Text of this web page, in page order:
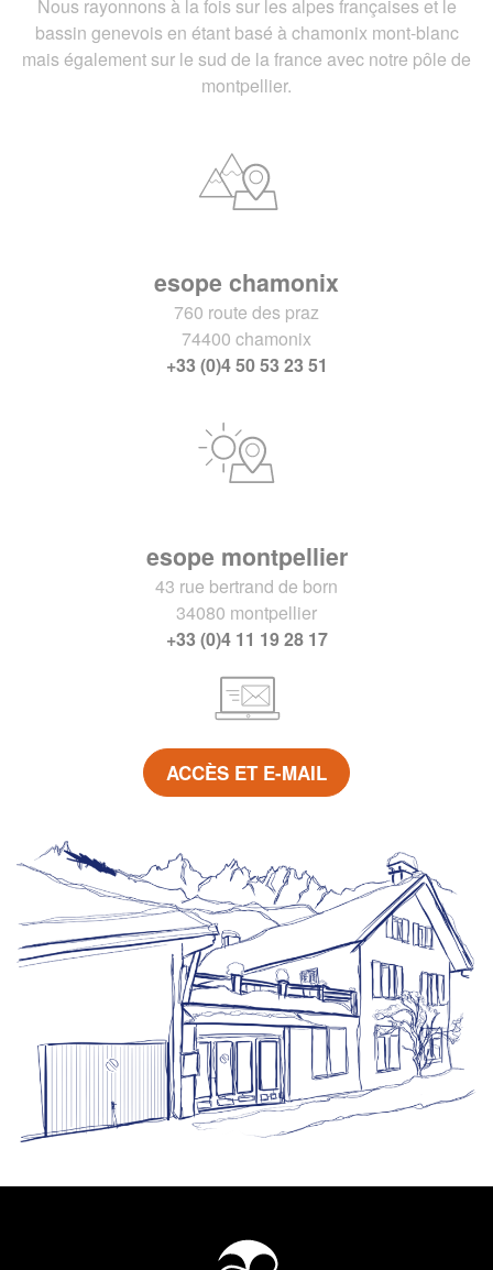
Nous rayonnons à la fois sur les alpes françaises et le
bassin genevois en étant basé à chamonix mont-blanc
mais également sur le sud de la france avec notre pôle de
montpellier.
esope chamonix
760 route des praz
74400 chamonix
+33 (0)4 50 53 23 51
esope montpellier
43 rue bertrand de born
34080 montpellier
+33 (0)4 11 19 28 17
ACCÈS ET E-MAIL